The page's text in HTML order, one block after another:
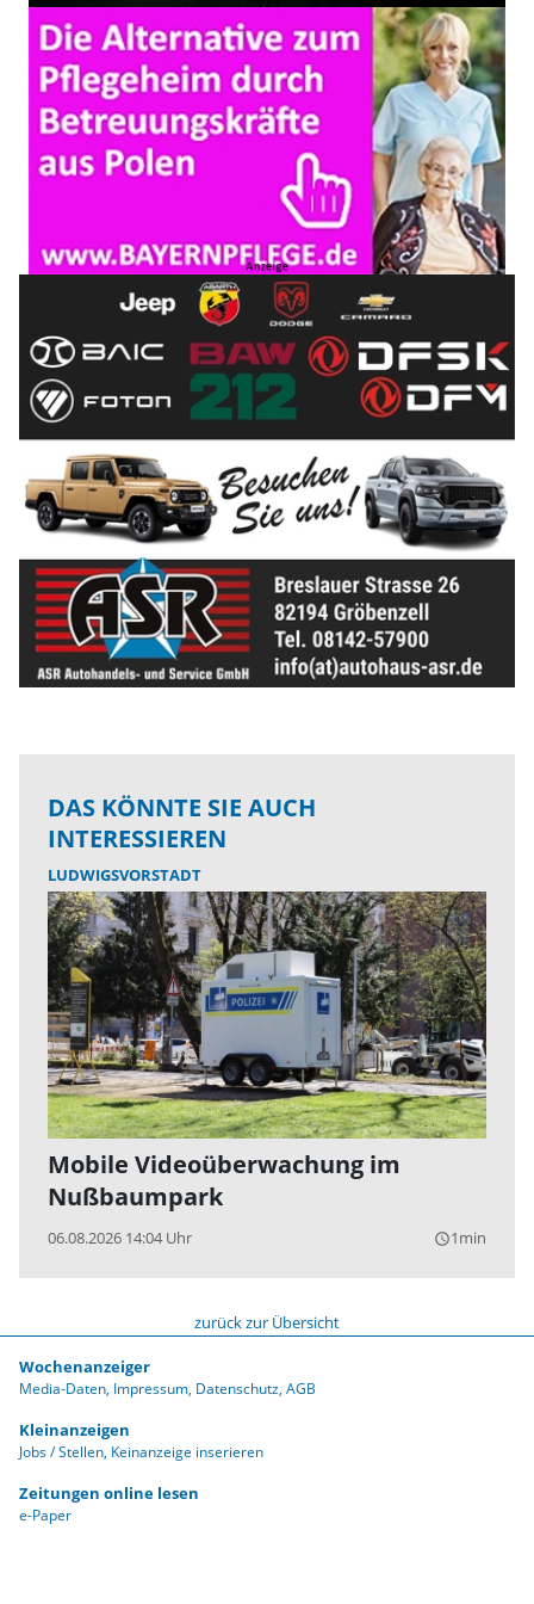
DAS KÖNNTE SIE AUCH
INTERESSIEREN
LUDWIGSVORSTADT
Mobile Videoüberwachung im
Nußbaumpark
06.08.2026 14:04 Uhr query_builder1min
zurück zur Übersicht
Wochenanzeiger
Media-Daten Impressum Datenschutz AGB
Kleinanzeigen
Jobs / Stellen Keinanzeige inserieren
Zeitungen online lesen
e-Paper